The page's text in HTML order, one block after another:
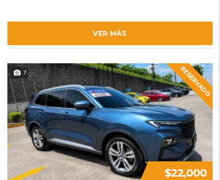
VER MÁS
7 RESERVADO
$22,000